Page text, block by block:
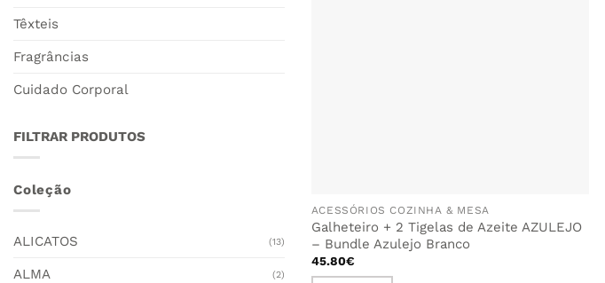
Têxteis
Fragrâncias
Cuidado Corporal
FILTRAR PRODUTOS
Coleção
ALICATOS (13)
ALMA (2)
ACESSÓRIOS COZINHA & MESA
Galheteiro + 2 Tigelas de Azeite AZULEJO
– Bundle Azulejo Branco
45.80€